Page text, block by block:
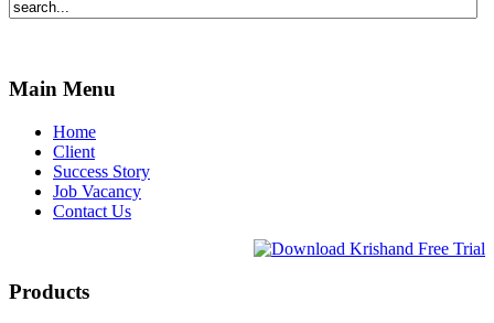
Main Menu
Home
Client
Success Story
Job Vacancy
Contact Us
Products